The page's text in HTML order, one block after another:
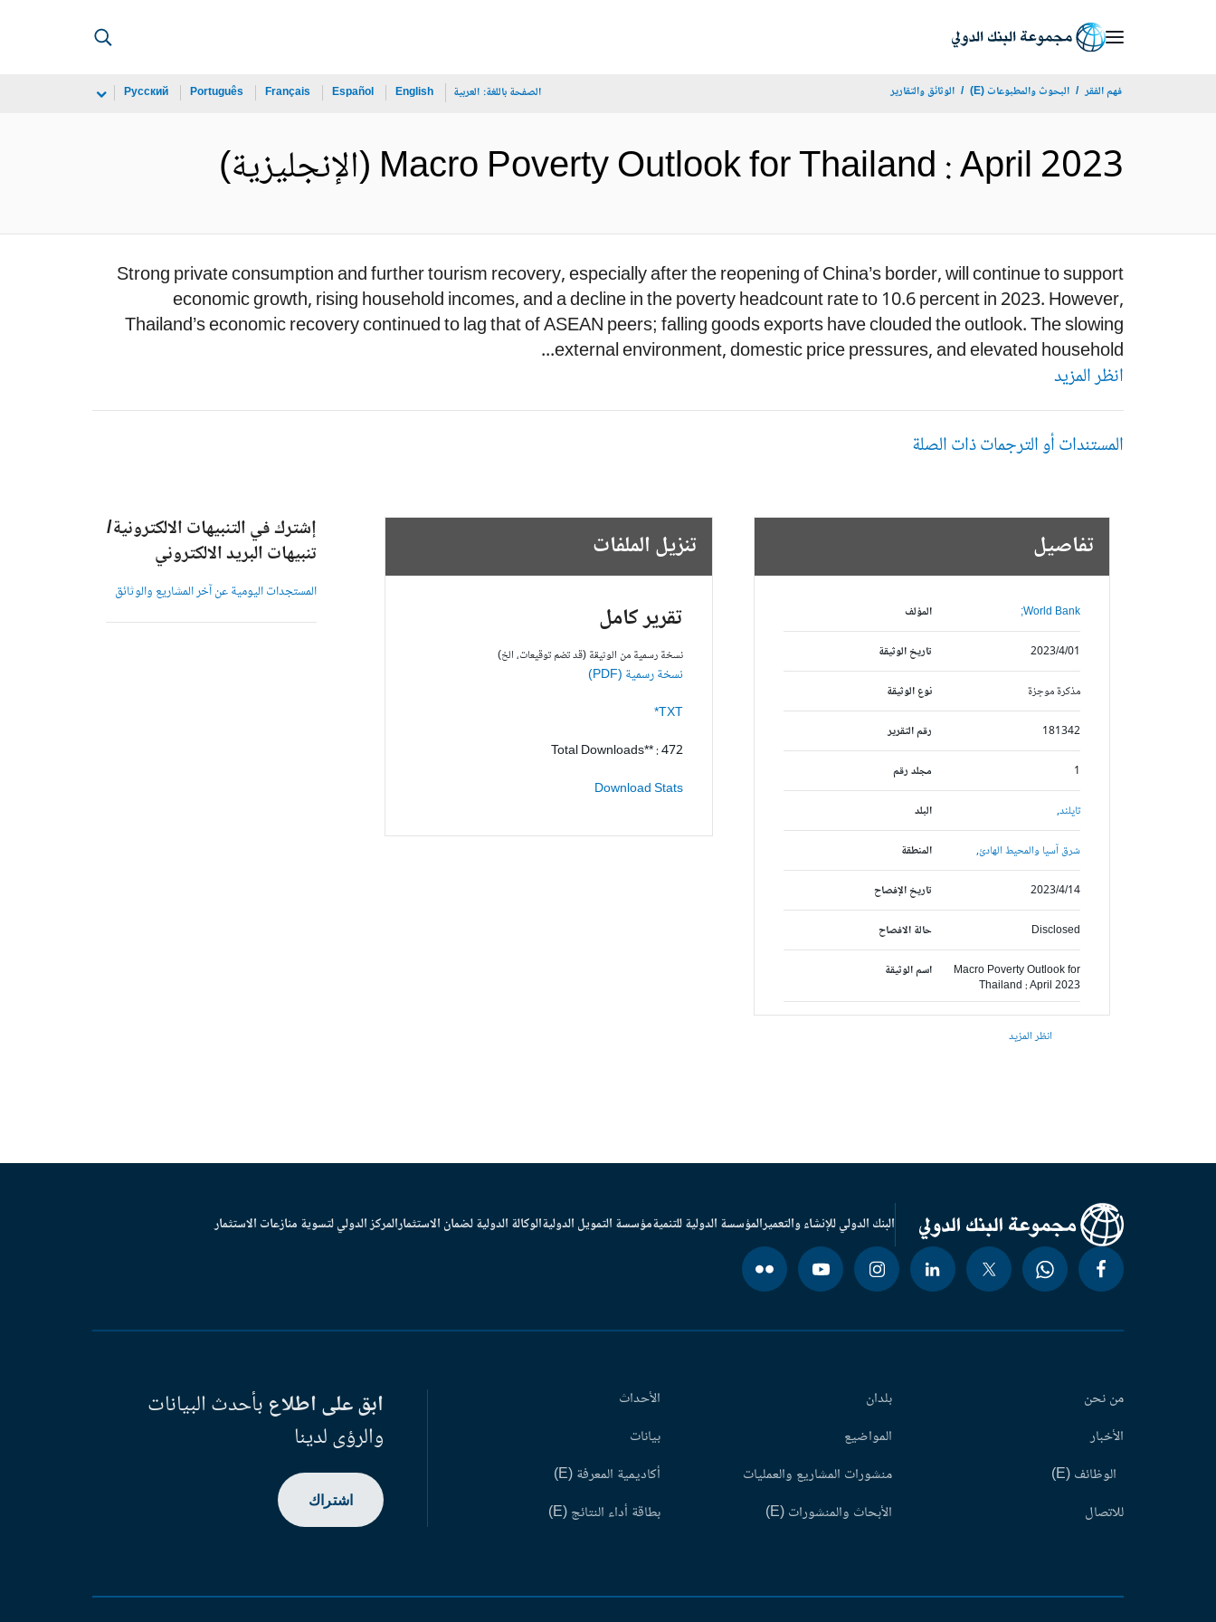
فهم الفقر البحوث والمطبوعات (E) الوثائق والتقارير الصفحة باللغة: العربية English
Español
Français
Português
Русский
Macro Poverty Outlook for Thailand : April 2023 (الإنجليزية)
Strong private consumption and further tourism recovery, especially after the reopening of China’s border, will continue to support
economic growth, rising household incomes, and a decline in the poverty headcount rate to 10.6 percent in 2023. However,
Thailand’s economic recovery continued to lag that of ASEAN peers; falling goods exports have clouded the outlook. The slowing
external environment, domestic price pressures, and elevated household...
انظر المزيد
المستندات أو الترجمات ذات الصلة
تفاصيل
المؤلف World Bank;
تاريخ الوثيقة 2023/4/01
نوع الوثيقة مذكرة موجزة
رقم التقرير 181342
مجلد رقم 1
البلد تايلند,
المنطقة شرق آسيا والمحيط الهادئ,
تاريخ الإفصاح 2023/4/14
حالة الافصاح Disclosed
اسم الوثيقة
Macro Poverty Outlook for
Thailand : April 2023
انظر المزيد
تنزيل الملفات
تقرير كامل
نسخة رسمية من الوثيقة (قد تضم توقيعات، الخ)
نسخة رسمية (PDF)
TXT*
Total Downloads** : 472
Download Stats
إشترك في التنبيهات الالكترونية/
تنبيهات البريد الالكتروني
المستجدات اليومية عن آخر المشاريع والوثائق
البنك الدولي للإنشاء والتعميرالمؤسسة الدولية للتنميةمؤسسة التمويل الدوليةالوكالة الدولية لضمان الاستثمارالمركز الدولي لتسوية منازعات الاستثمار
من نحن
الأخبار
الوظائف (E)
للاتصال
بلدان
المواضيع
منشورات المشاريع والعمليات
الأبحاث والمنشورات (E)
الأحداث
بيانات
أكاديمية المعرفة (E)
بطاقة أداء النتائج (E)
ابق على اطلاعبأحدث البيانات
والرؤى لدينا
اشتراك